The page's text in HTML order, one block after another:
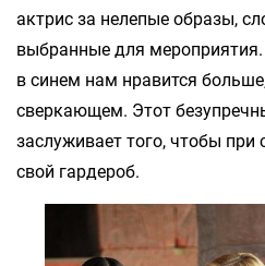
актрис за нелепые образы,
выбранные для
в синем нам нравится
сверкающем. Этот
заслуживает того, чтобы при
свой гардероб.